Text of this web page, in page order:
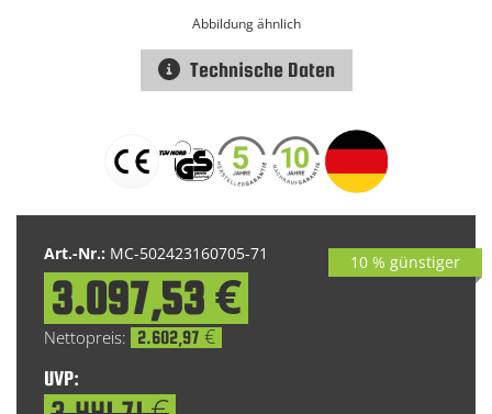
Art.-Nr.: MC-502423160705-71
Special
Price
3.097,53 €
2.602,97 €
UVP:
10 % günstiger
Abbildung ähnlich
Technische Daten